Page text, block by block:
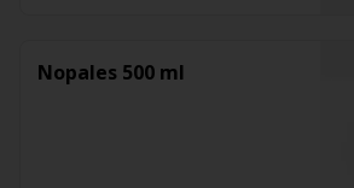
Nopales 500 ml